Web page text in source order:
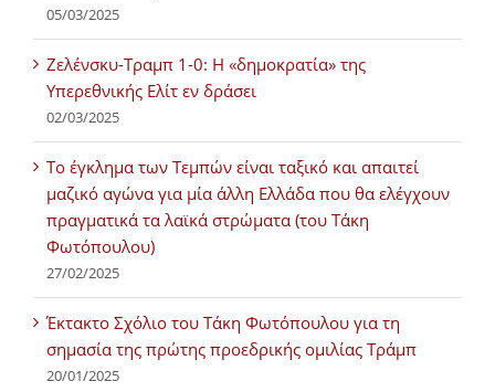
05/03/2025
Ζελένσκυ-Τραμπ 1-0: Η «δημοκρατία» της
Υπερεθνικής Ελίτ εν δράσει
02/03/2025
Tο έγκλημα των Τεμπών είναι ταξικό και απαιτεί
μαζικό αγώνα για μία άλλη Ελλάδα που θα ελέγχουν
πραγματικά τα λαϊκά στρώματα (του Τάκη
Φωτόπουλου)
27/02/2025
Έκτακτο Σχόλιο του Τάκη Φωτόπουλου για τη
σημασία της πρώτης προεδρικής ομιλίας Τράμπ
20/01/2025